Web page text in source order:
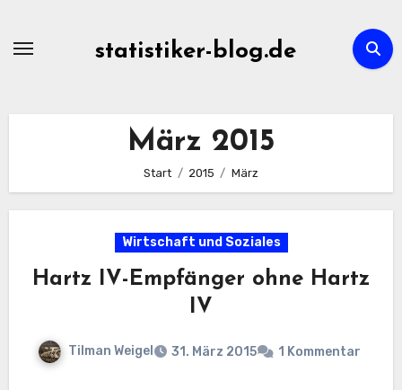
statistiker-blog.de
März 2015
Start 2015 März
Wirtschaft und Soziales
Hartz IV-Empfänger ohne Hartz
IV
Tilman Weigel 31. März 2015 1 Kommentar